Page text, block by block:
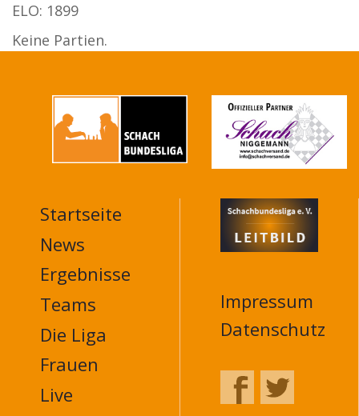
ELO: 1899
Keine Partien.
MAIN
NAVIGATION
FOOTER
Startseite
News
Ergebnisse
Teams
Die Liga
Frauen
Live
Impressum
Datenschutz